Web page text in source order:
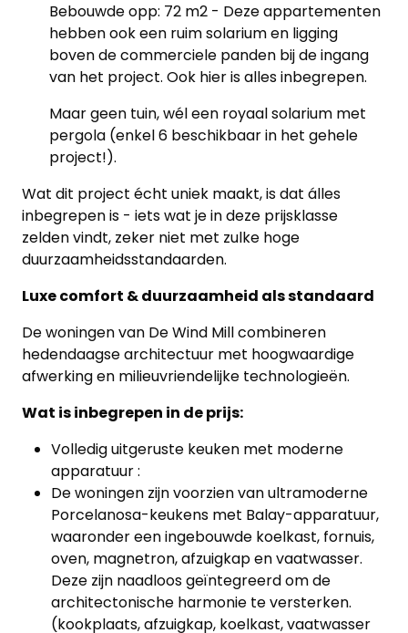
Bebouwde opp: 72 m2 - Deze appartementen
hebben ook een ruim solarium en ligging
boven de commerciele panden bij de ingang
van het project. Ook hier is alles inbegrepen.
Maar geen tuin, wél een royaal solarium met
pergola (enkel 6 beschikbaar in het gehele
project!).
Wat dit project écht uniek maakt, is dat álles
inbegrepen is - iets wat je in deze prijsklasse
zelden vindt, zeker niet met zulke hoge
duurzaamheidsstandaarden.
Luxe comfort & duurzaamheid als standaard
De woningen van De Wind Mill combineren
hedendaagse architectuur met hoogwaardige
afwerking en milieuvriendelijke technologieën.
Wat is inbegrepen in de prijs:
Volledig uitgeruste keuken met moderne
apparatuur :
De woningen zijn voorzien van ultramoderne
Porcelanosa-keukens met Balay-apparatuur,
waaronder een ingebouwde koelkast, fornuis,
oven, magnetron, afzuigkap en vaatwasser.
Deze zijn naadloos geïntegreerd om de
architectonische harmonie te versterken.
(kookplaats, afzuigkap, koelkast, vaatwasser